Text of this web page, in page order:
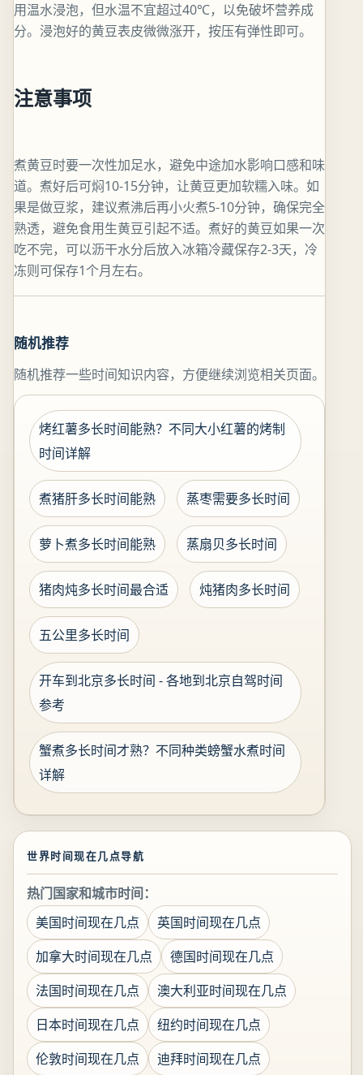
用温水浸泡，但水温不宜超过40℃，以免破坏营养成
分。浸泡好的黄豆表皮微微涨开，按压有弹性即可。
注意事项
煮黄豆时要一次性加足水，避免中途加水影响口感和味
道。煮好后可焖10-15分钟，让黄豆更加软糯入味。如
果是做豆浆，建议煮沸后再小火煮5-10分钟，确保完全
熟透，避免食用生黄豆引起不适。煮好的黄豆如果一次
吃不完，可以沥干水分后放入冰箱冷藏保存2-3天，冷
冻则可保存1个月左右。
随机推荐
随机推荐一些时间知识内容，方便继续浏览相关页面。
烤红薯多长时间能熟？不同大小红薯的烤制
时间详解
煮猪肝多长时间能熟 蒸枣需要多长时间
萝卜煮多长时间能熟 蒸扇贝多长时间
猪肉炖多长时间最合适 炖猪肉多长时间
五公里多长时间
开车到北京多长时间 - 各地到北京自驾时间
参考
蟹煮多长时间才熟？不同种类螃蟹水煮时间
详解
世界时间现在几点导航
热门国家和城市时间：
美国时间现在几点
英国时间现在几点
加拿大时间现在几点
德国时间现在几点
法国时间现在几点
澳大利亚时间现在几点
日本时间现在几点
纽约时间现在几点
伦敦时间现在几点
迪拜时间现在几点